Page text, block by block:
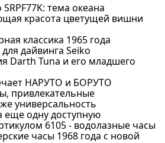
тема океана
красота цветущей вишни
классика 1965 года
дайвинга Seiko
Darth Tuna и его младшего
НАРУТО и БОРУТО
привлекательные
универсальность
еще одну доступную
6105 - водолазные часы
часы 1968 года с новой